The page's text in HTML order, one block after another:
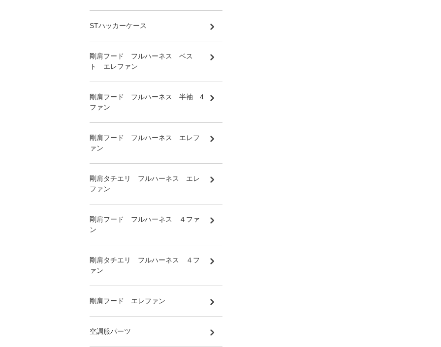
STハッカーケース
剛肩フード フルハーネス ベス
ト エレファン
剛肩フード フルハーネス 半袖 4
ファン
剛肩フード フルハーネス エレフ
ァン
剛肩タチエリ フルハーネス エレ
ファン
剛肩フード フルハーネス ４ファ
ン
剛肩タチエリ フルハーネス ４フ
ァン
剛肩フード エレファン
空調服パーツ